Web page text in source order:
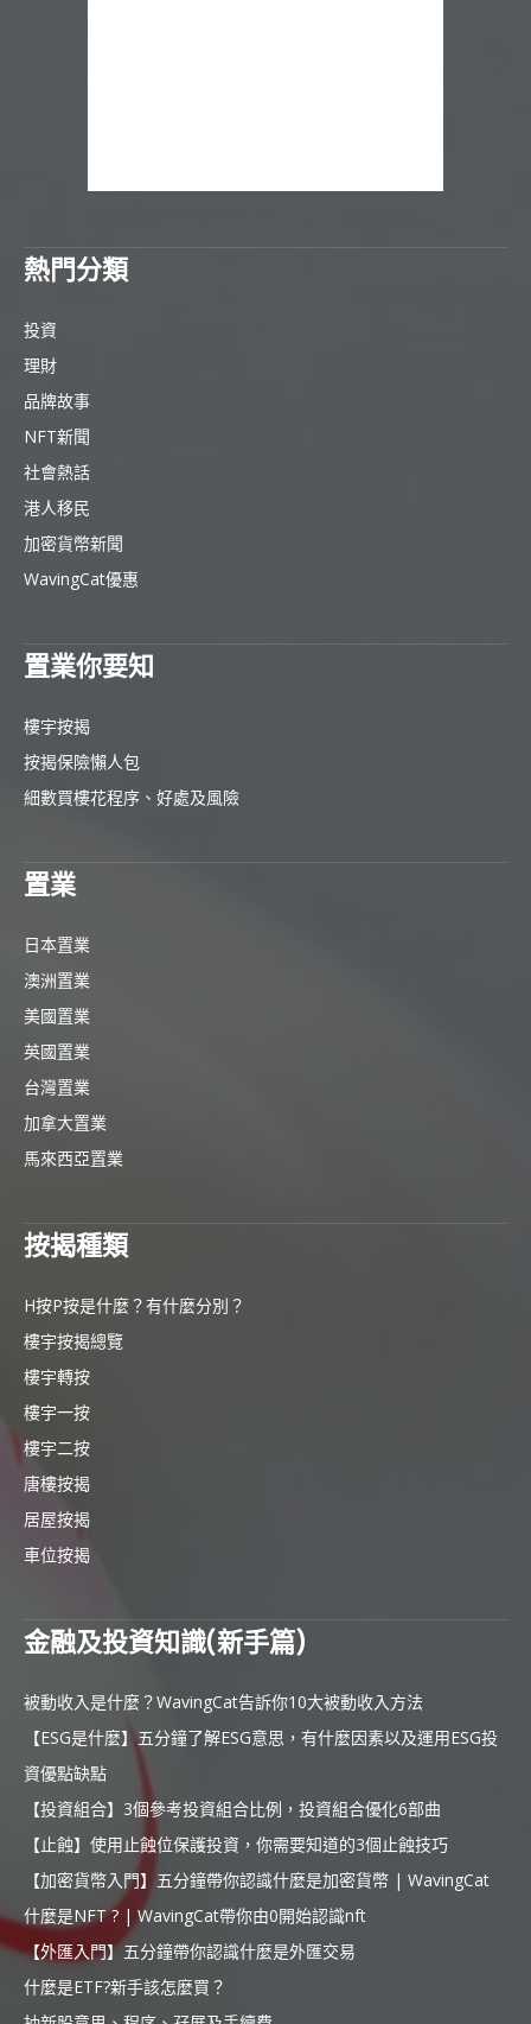
熱門分類
投資
理財
品牌故事
NFT新聞
社會熱話
港人移民
加密貨幣新聞
WavingCat優惠
置業你要知
樓宇按揭
按揭保險懶人包
細數買樓花程序、好處及風險
置業
日本置業
澳洲置業
美國置業
英國置業
台灣置業
加拿大置業
馬來西亞置業
按揭種類
H按P按是什麼？有什麼分別？
樓宇按揭總覽
樓宇轉按
樓宇一按
樓宇二按
唐樓按揭
居屋按揭
車位按揭
金融及投資知識(新手篇)
被動收入是什麼？WavingCat告訴你10大被動收入方法
【ESG是什麼】五分鐘了解ESG意思，有什麼因素以及運用ESG投
資優點缺點
【投資組合】3個參考投資組合比例，投資組合優化6部曲
【止蝕】使用止蝕位保護投資，你需要知道的3個止蝕技巧
【加密貨幣入門】五分鐘帶你認識什麼是加密貨幣 | WavingCat
什麼是NFT ? | WavingCat帶你由0開始認識nft
【外匯入門】五分鐘帶你認識什麼是外匯交易
什麼是ETF?新手該怎麼買？